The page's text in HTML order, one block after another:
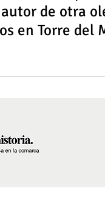
de otra
en Torre del